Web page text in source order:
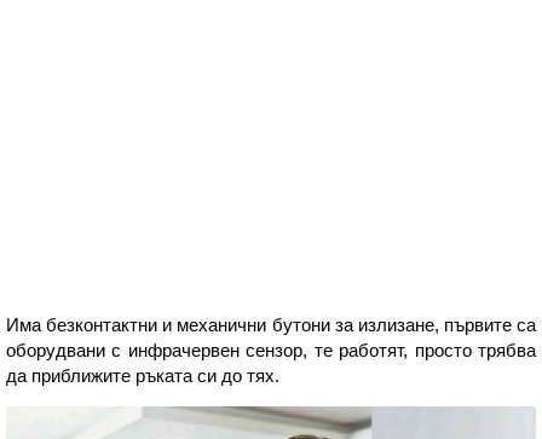
Има безконтактни и механични бутони за излизане, първите са
оборудвани с инфрачервен сензор, те работят, просто трябва
да приближите ръката си до тях.